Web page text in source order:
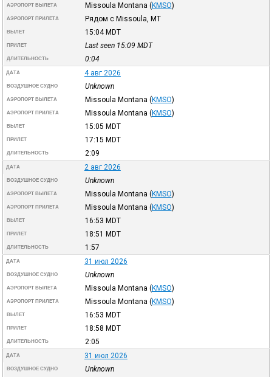
АЭРОПОРТ ВЫЛЕТА Missoula Montana (KMSO)
АЭРОПОРТ ПРИЛЕТА Рядом с Missoula, MT
ВЫЛЕТ 15:04MDT
ПРИЛЕТ Last seen 15:09 MDT
ДЛИТЕЛЬНОСТЬ 0:04
ДАТА 4 авг 2026
ВОЗДУШНОЕ СУДНО Unknown
АЭРОПОРТ ВЫЛЕТА Missoula Montana (KMSO)
АЭРОПОРТ ПРИЛЕТА Missoula Montana (KMSO)
ВЫЛЕТ 15:05 MDT
ПРИЛЕТ 17:15 MDT
ДЛИТЕЛЬНОСТЬ 2:09
ДАТА 2 авг 2026
ВОЗДУШНОЕ СУДНО Unknown
АЭРОПОРТ ВЫЛЕТА Missoula Montana (KMSO)
АЭРОПОРТ ПРИЛЕТА Missoula Montana (KMSO)
ВЫЛЕТ 16:53 MDT
ПРИЛЕТ 18:51 MDT
ДЛИТЕЛЬНОСТЬ 1:57
ДАТА 31 июл 2026
ВОЗДУШНОЕ СУДНО Unknown
АЭРОПОРТ ВЫЛЕТА Missoula Montana (KMSO)
АЭРОПОРТ ПРИЛЕТА Missoula Montana (KMSO)
ВЫЛЕТ 16:53 MDT
ПРИЛЕТ 18:58 MDT
ДЛИТЕЛЬНОСТЬ 2:05
ДАТА 31 июл 2026
ВОЗДУШНОЕ СУДНО Unknown